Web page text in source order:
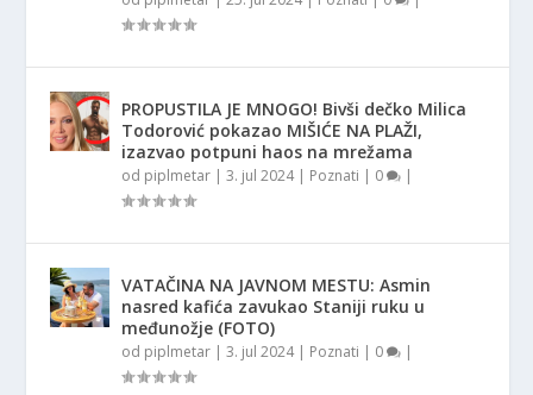
PROPUSTILA JE MNOGO! Bivši dečko Milica
Todorović pokazao MIŠIĆE NA PLAŽI,
izazvao potpuni haos na mrežama
od piplmetar |3. jul 2024| Poznati | 0 |
VATAČINA NA JAVNOM MESTU: Asmin
nasred kafića zavukao Staniji ruku u
međunožje (FOTO)
od piplmetar |3. jul 2024| Poznati | 0 |